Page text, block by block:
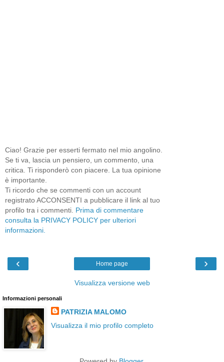
Ciao! Grazie per esserti fermato nel mio angolino.
Se ti va, lascia un pensiero, un commento, una
critica. Ti risponderò con piacere. La tua opinione
è importante.
Ti ricordo che se commenti con un account
registrato ACCONSENTI a pubblicare il link al tuo
profilo tra i commenti. Prima di commentare
consulta la PRIVACY POLICY per ulteriori
informazioni.
‹ ›
Home page
Visualizza versione web
Informazioni personali
PATRIZIA MALOMO
Visualizza il mio profilo completo